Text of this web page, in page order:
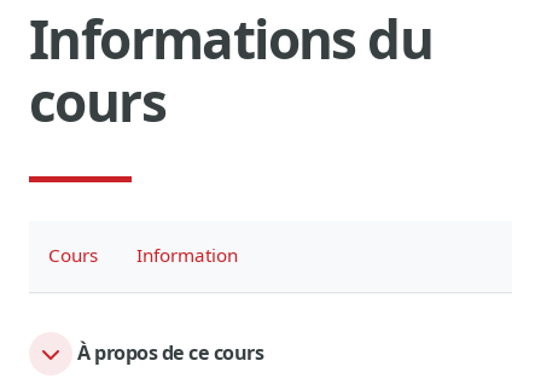
Informations du
cours
Cours Information
À propos de ce cours